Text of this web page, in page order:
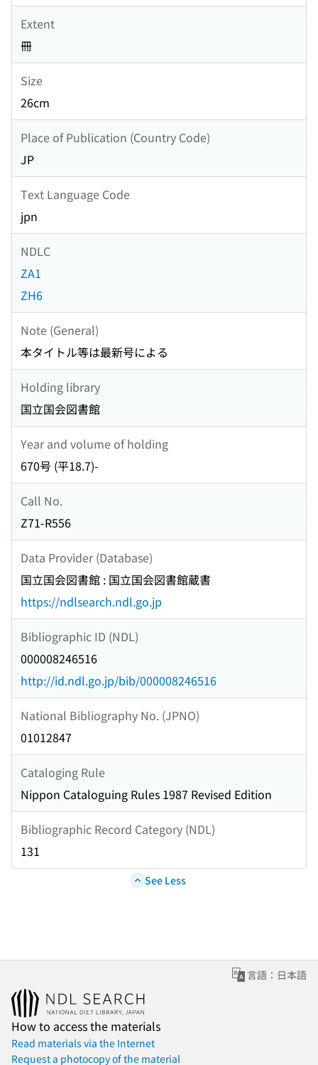
Extent
冊
Size
26cm
Place of Publication (Country Code)
JP
Text Language Code
jpn
NDLC
ZA1
ZH6
Note (General)
本タイトル等は最新号による
Holding library
国立国会図書館
Year and volume of holding
670号 (平18.7)-
Call No.
Z71-R556
Data Provider (Database)
国立国会図書館 : 国立国会図書館蔵書
https://ndlsearch.ndl.go.jp
Bibliographic ID (NDL)
000008246516
http://id.ndl.go.jp/bib/000008246516
National Bibliography No. (JPNO)
01012847
Cataloging Rule
Nippon Cataloguing Rules 1987 Revised Edition
Bibliographic Record Category (NDL)
131
See Less
言語：日本語
How to access the materials
Read materials via the Internet
Request a photocopy of the material